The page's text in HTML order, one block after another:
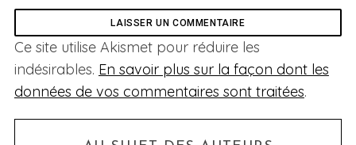
Ce site utilise Akismet pour réduire les
indésirables. En savoir plus sur la façon dont les
données de vos commentaires sont traitées.